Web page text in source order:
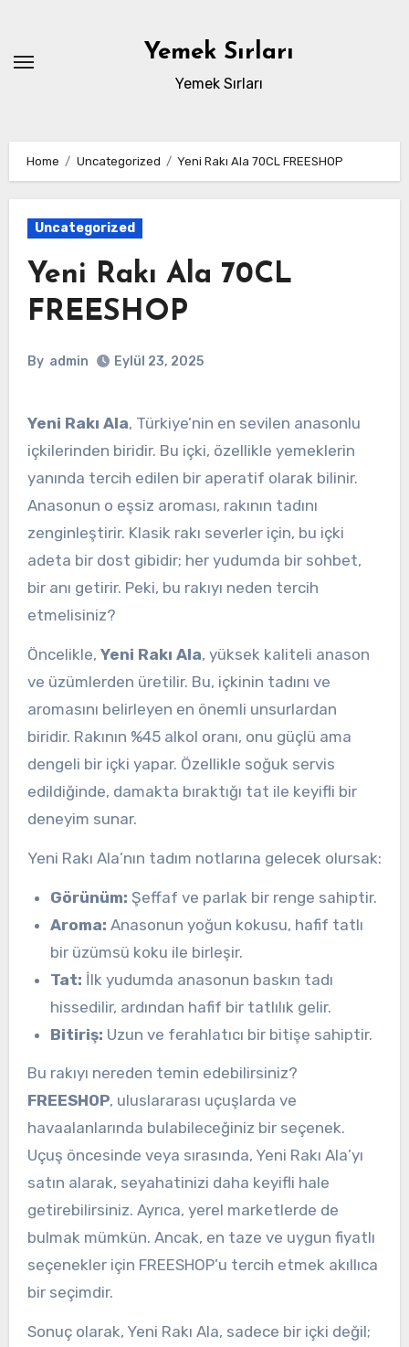
content
Yemek Sırları
Yemek Sırları
Home Uncategorized Yeni Rakı Ala 70CL FREESHOP
Uncategorized
Yeni Rakı Ala 70CL
FREESHOP
By admin Eylül 23, 2025
Yeni Rakı Ala, Türkiye’nin en sevilen anasonlu
içkilerinden biridir. Bu içki, özellikle yemeklerin
yanında tercih edilen bir aperatif olarak bilinir.
Anasonun o eşsiz aroması, rakının tadını
zenginleştirir. Klasik rakı severler için, bu içki
adeta bir dost gibidir; her yudumda bir sohbet,
bir anı getirir. Peki, bu rakıyı neden tercih
etmelisiniz?
Öncelikle, Yeni Rakı Ala, yüksek kaliteli anason
ve üzümlerden üretilir. Bu, içkinin tadını ve
aromasını belirleyen en önemli unsurlardan
biridir. Rakının %45 alkol oranı, onu güçlü ama
dengeli bir içki yapar. Özellikle soğuk servis
edildiğinde, damakta bıraktığı tat ile keyifli bir
deneyim sunar.
Yeni Rakı Ala’nın tadım notlarına gelecek olursak:
Görünüm: Şeffaf ve parlak bir renge sahiptir.
Aroma: Anasonun yoğun kokusu, hafif tatlı
bir üzümsü koku ile birleşir.
Tat: İlk yudumda anasonun baskın tadı
hissedilir, ardından hafif bir tatlılık gelir.
Bitiriş: Uzun ve ferahlatıcı bir bitişe sahiptir.
Bu rakıyı nereden temin edebilirsiniz?
FREESHOP, uluslararası uçuşlarda ve
havaalanlarında bulabileceğiniz bir seçenek.
Uçuş öncesinde veya sırasında, Yeni Rakı Ala’yı
satın alarak, seyahatinizi daha keyifli hale
getirebilirsiniz. Ayrıca, yerel marketlerde de
bulmak mümkün. Ancak, en taze ve uygun fiyatlı
seçenekler için FREESHOP’u tercih etmek akıllıca
bir seçimdir.
Sonuç olarak, Yeni Rakı Ala, sadece bir içki değil;